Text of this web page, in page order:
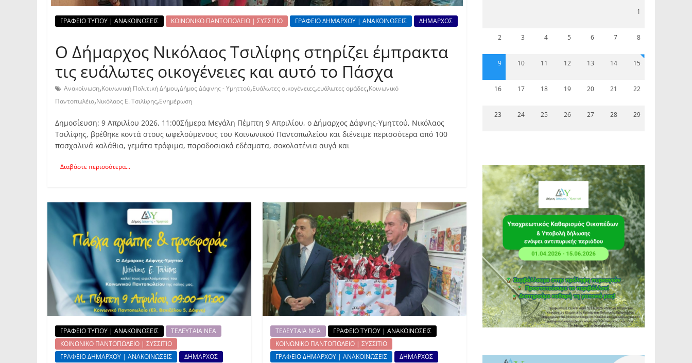
ΓΡΑΦΕΙΟ ΤΥΠΟΥ | ΑΝΑΚΟΙΝΩΣΕΙΣ ΚΟΙΝΩΝΙΚΟ ΠΑΝΤΟΠΩΛΕΙΟ | ΣΥΣΣΙΤΙΟ ΓΡΑΦΕΙΟ ΔΗΜΑΡΧΟΥ | ΑΝΑΚΟΙΝΩΣΕΙΣ ΔΗΜΑΡΧΟΣ
Ο Δήμαρχος Νικόλαος Τσιλίφης στηρίζει έμπρακτα
τις ευάλωτες οικογένειες και αυτό το Πάσχα
Ανακοίνωση,Κοινωνική Πολιτική Δήμου,Δήμος Δάφνης - Υμηττού,Ευάλωτες οικογένειες,ευάλωτες ομάδες,Κοινωνικό
Παντοπωλέιο,Νικόλαος Ε. Τσιλίφης,Ενημέρωση
Δημοσίευση: 9 Απριλίου 2026, 11:00Σήμερα Μεγάλη Πέμπτη 9 Απριλίου, ο Δήμαρχος Δάφνης-Υμηττού, Νικόλαος
Τσιλίφης, βρέθηκε κοντά στους ωφελούμενους του Κοινωνικού Παντοπωλείου και διένειμε περισσότερα από 100
πασχαλινά καλάθια, γεμάτα τρόφιμα, παραδοσιακά εδέσματα, σοκολατένια αυγά και
Διαβάστε περισσότερα...
ΓΡΑΦΕΙΟ ΤΥΠΟΥ | ΑΝΑΚΟΙΝΩΣΕΙΣ
ΤΕΛΕΥΤΑΙΑ ΝΕΑ
ΚΟΙΝΩΝΙΚΟ ΠΑΝΤΟΠΩΛΕΙΟ | ΣΥΣΣΙΤΙΟ
ΓΡΑΦΕΙΟ ΔΗΜΑΡΧΟΥ | ΑΝΑΚΟΙΝΩΣΕΙΣ
ΔΗΜΑΡΧΟΣ
ΤΕΛΕΥΤΑΙΑ ΝΕΑ
ΓΡΑΦΕΙΟ ΤΥΠΟΥ | ΑΝΑΚΟΙΝΩΣΕΙΣ
ΚΟΙΝΩΝΙΚΟ ΠΑΝΤΟΠΩΛΕΙΟ | ΣΥΣΣΙΤΙΟ
ΓΡΑΦΕΙΟ ΔΗΜΑΡΧΟΥ | ΑΝΑΚΟΙΝΩΣΕΙΣ
ΔΗΜΑΡΧΟΣ
1
2 3 4 5 6 7 8
9 10 11 12 13 14 15
16 17 18 19 20 21 22
23 24 25 26 27 28 29